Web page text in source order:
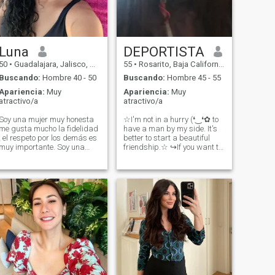
de mantener una
en mis labios.
Luna
50 • Guadalajara, Jalisco, México
Buscando: Hombre 40 - 50
Apariencia: Muy
atractivo/a
una mujer muy honesta
me gusta mucho la fidelidad
, el respeto por los demás es
muy importante. Soy una
de mi vida. Soy muy
en todooo
,me encanta
pero más escuchar
aquí estoy en espera de
mis cicatrices en
espera de que me
las tuyas!!
Aborrezco a los arrogantes .
Nadie es eterno en la vida y
todos vamos para dónde
DEPORTISTA
55 • Rosarito, Baja California, México
Buscando: Hombre 45 - 55
Apariencia: Muy
atractivo/a
☆I'm not in a hurry (❛‿❛✿ to
have a man by my side. It's
better to start a beautiful
friendship.☆ ↪If you want to
👤👤👤👤👤👤👤👤 This is for
men (❛‿❛✿ Only for those real
men, those in short supply...A
best friend...someone I can
trust. I WANT A GENTLEMAN
:-) ♡ (❛‿❛✿ I'm looking for a
friendship that I think it's
where everything should
start... and from there find
the person who wants to
dream and fight together...